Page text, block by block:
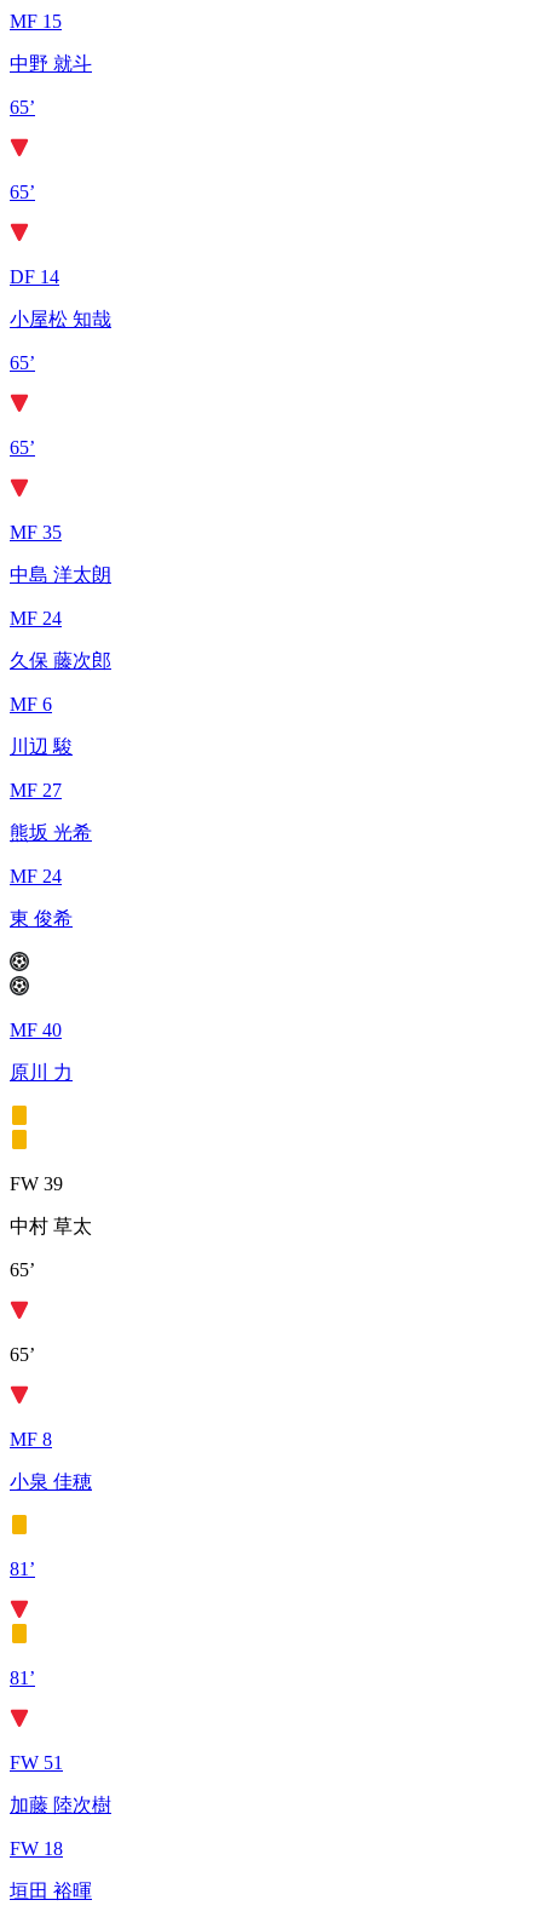
MF 15
中野 就斗
65’
65’
DF 14
小屋松 知哉
65’
65’
MF 35
中島 洋太朗
MF 24
久保 藤次郎
MF 6
川辺 駿
MF 27
熊坂 光希
MF 24
東 俊希
MF 40
原川 力
FW 39
中村 草太
65’
65’
MF 8
小泉 佳穂
81’
81’
FW 51
加藤 陸次樹
FW 18
垣田 裕暉